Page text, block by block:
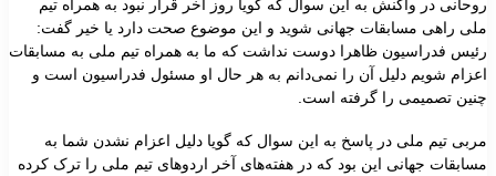
روحانی در واکنش به این سوال که گویا روز آخر قرار نبود به همراه تیم
ملی راهی مسابقات جهانی شوید و این موضوع صحت دارد یا خیر گفت:
رئیس فدراسیون ظاهرا دوست نداشت که ما به همراه تیم ملی به مسابقات
اعزام شویم دلیل آن را نمی‌دانم به هر حال او مسئول فدراسیون است و
چنین تصمیمی را گرفته است.
مربی تیم ملی در پاسخ به این سوال که گویا دلیل اعزام نشدن شما به
مسابقات جهانی این بود که در هفته‌های آخر اردوهای تیم ملی را ترک کرده